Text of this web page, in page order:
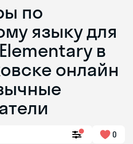
по
языку для
в
онлайн
0